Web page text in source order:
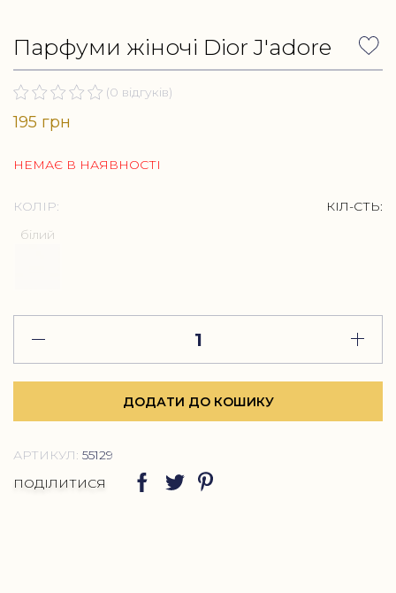
Парфуми жіночі Dior J'adore
(0 відгуків)
195 грн
НЕМАЄ В НАЯВНОСТІ
КОЛІР:
КІЛ-СТЬ:
білий
ДОДАТИ ДО КОШИКУ
АРТИКУЛ: 55129
ПОДІЛИТИСЯ